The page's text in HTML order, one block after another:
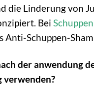
die Linderung von
Bei Schuppen
Anti-Schuppen-
der anwendung
verwenden?